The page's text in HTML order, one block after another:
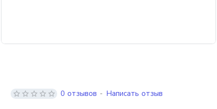
0 отзывов - Написать отзыв